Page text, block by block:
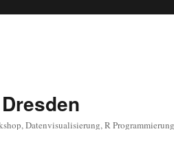
Datenvisualisierung, R Programmierung